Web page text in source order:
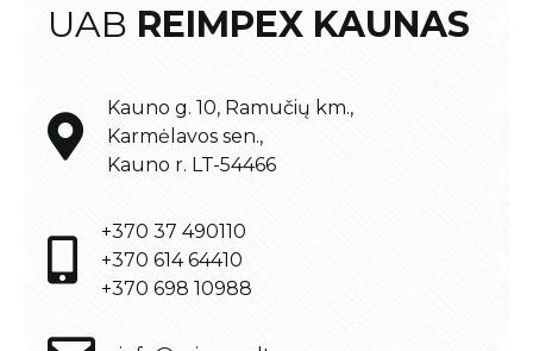
UAB REIMPEX KAUNAS
Kauno g. 10, Ramučių km.,
Karmėlavos sen.,
Kauno r. LT-54466
+370 37 490110
+370 614 64410
+370 698 10988